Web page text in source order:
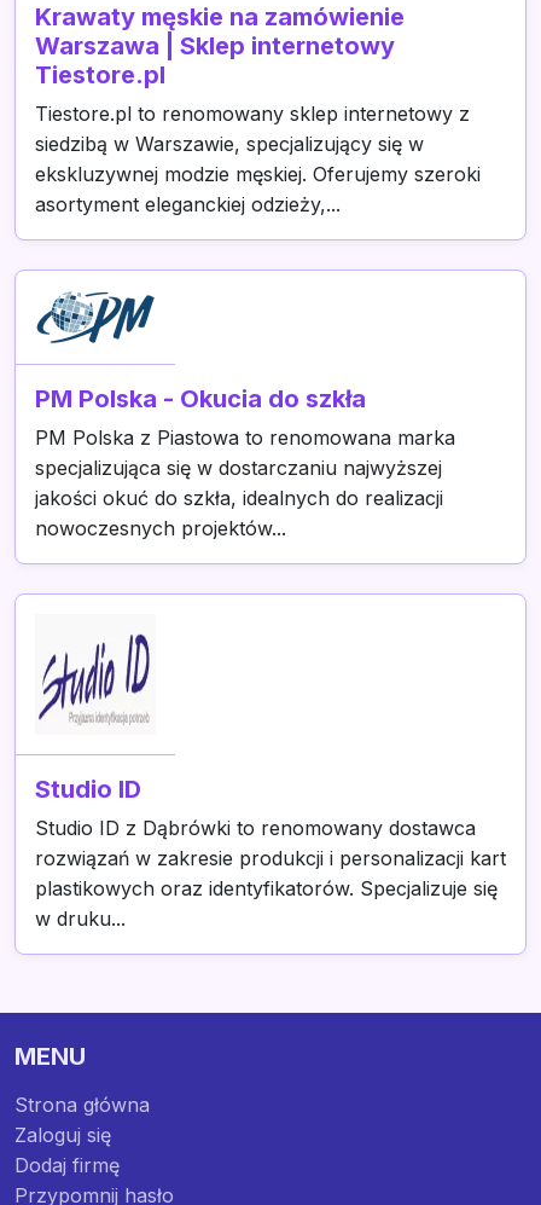
Krawaty męskie na zamówienie
Warszawa | Sklep internetowy
Tiestore.pl
Tiestore.pl to renomowany sklep internetowy z
siedzibą w Warszawie, specjalizujący się w
ekskluzywnej modzie męskiej. Oferujemy szeroki
asortyment eleganckiej odzieży,...
PM Polska - Okucia do szkła
PM Polska z Piastowa to renomowana marka
specjalizująca się w dostarczaniu najwyższej
jakości okuć do szkła, idealnych do realizacji
nowoczesnych projektów...
Studio ID
Studio ID z Dąbrówki to renomowany dostawca
rozwiązań w zakresie produkcji i personalizacji kart
plastikowych oraz identyfikatorów. Specjalizuje się
w druku...
MENU
Strona główna
Zaloguj się
Dodaj firmę
Przypomnij hasło